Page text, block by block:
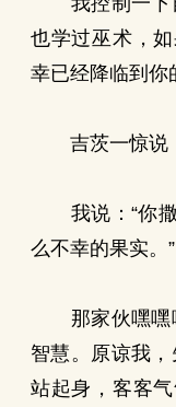
也学过巫术，
幸已经降临到你
吉茨一惊说：
我说：“你撒
么不幸的果实。”
那家伙嘿嘿嘿
智慧。原谅我
站起身，客客